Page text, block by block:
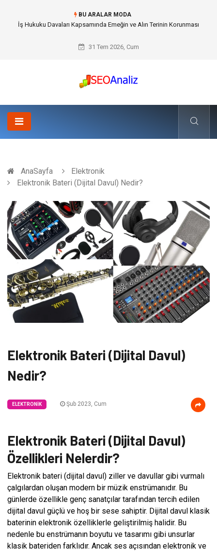
BU ARALAR MODA
Best Security Software (En İyi Güvenlik Yazılımı) ile Uzaktan Çalışmada
31 Tem 2026, Cum
AnaSayfa
Elektronik
Elektronik Bateri (Dijital Davul) Nedir?
Elektronik Bateri (Dijital Davul)
Nedir?
ELEKTRONIK Şub 2023, Cum
Elektronik Bateri (Dijital Davul)
Özellikleri Nelerdir?
Elektronik bateri (dijital davul) ziller ve davullar gibi vurmalı
çalgılardan oluşan modern bir müzik enstrümanıdır. Bu
günlerde özellikle genç sanatçılar tarafından tercih edilen
dijital davul güçlü ve hoş bir sese sahiptir. Dijital davul klasik
baterinin elektronik özelliklerle geliştirilmiş halidir. Bu
nedenle bu enstrümanın boyutu ve tasarımı gibi unsurlar
klasik bateriden farklıdır. Ancak ses açısından elektronik ve